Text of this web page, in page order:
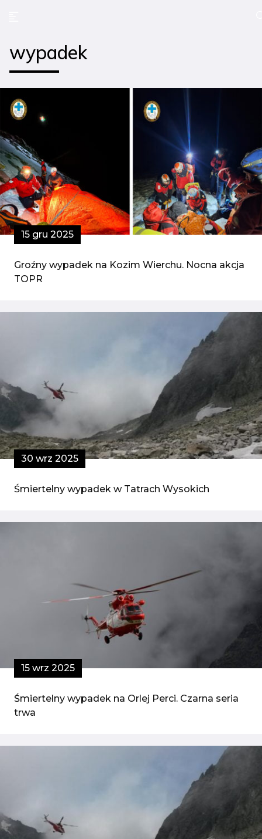
wypadek
15 gru 2025
Groźny wypadek na Kozim Wierchu. Nocna akcja
TOPR
30 wrz 2025
Śmiertelny wypadek w Tatrach Wysokich
15 wrz 2025
Śmiertelny wypadek na Orlej Perci. Czarna seria
trwa